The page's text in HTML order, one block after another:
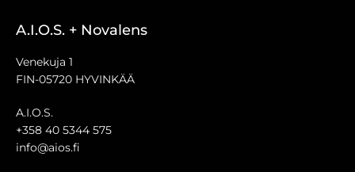
A.I.O.S. + Novalens
Venekuja 1
FIN-05720 HYVINKÄÄ
A.I.O.S.
+358 40 5344 575
info@aios.fi